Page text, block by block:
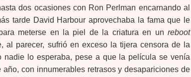
dos ocasiones con Ron Perlman encarnando al
tarde David Harbour aprovechaba la fama que le
meterse en la piel de la criatura en unreboot
al parecer, sufrió en exceso la tijera censora de la
nadie lo esperaba, pese a que la película se venía
con innumerables retrasos y desapariciones de